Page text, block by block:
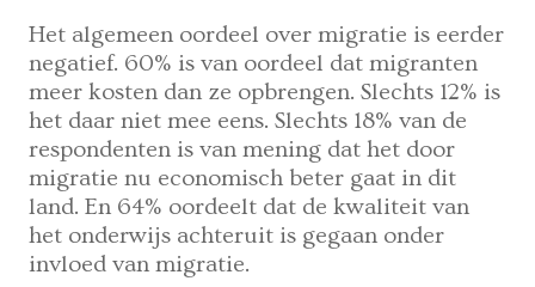
Het algemeen oordeel over migratie is eerder
negatief. 60% is van oordeel dat migranten
meer kosten dan ze opbrengen. Slechts 12% is
het daar niet mee eens. Slechts 18% van de
respondenten is van mening dat het door
migratie nu economisch beter gaat in dit
land. En 64% oordeelt dat de kwaliteit van
het onderwijs achteruit is gegaan onder
invloed van migratie.